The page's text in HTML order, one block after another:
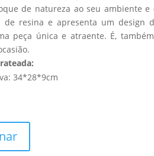
de natureza ao seu ambiente e
de resina e apresenta um design
peça única e atraente. É,
:
34*28*9cm